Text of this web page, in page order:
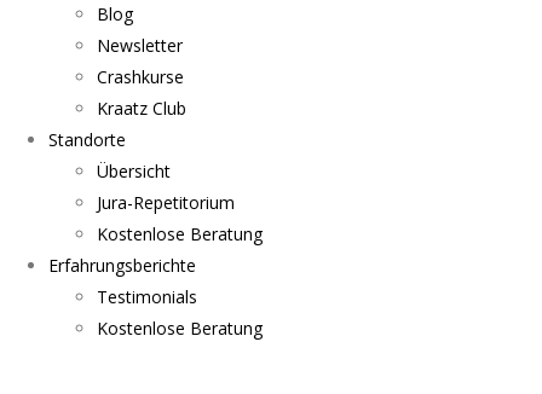
Blog
Newsletter
Crashkurse
Kraatz Club
Standorte
Übersicht
Jura-Repetitorium
Kostenlose Beratung
Erfahrungsberichte
Testimonials
Kostenlose Beratung